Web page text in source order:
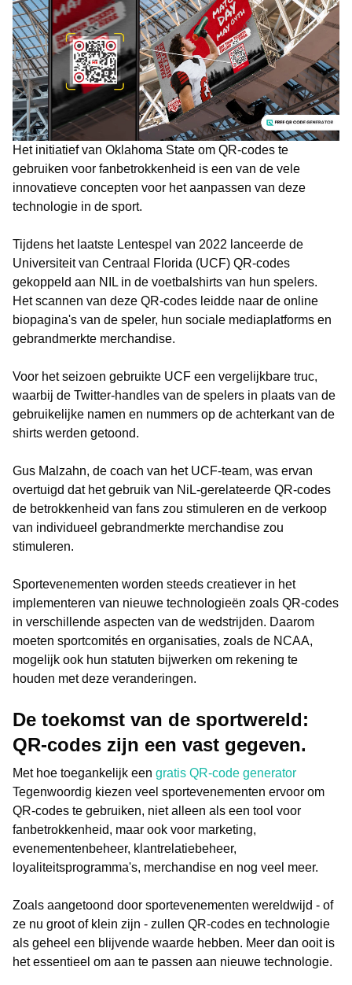
Het initiatief van Oklahoma State om QR-codes te
gebruiken voor fanbetrokkenheid is een van de vele
innovatieve concepten voor het aanpassen van deze
technologie in de sport.
Tijdens het laatste Lentespel van 2022 lanceerde de
Universiteit van Centraal Florida (UCF) QR-codes
gekoppeld aan NIL in de voetbalshirts van hun spelers.
Het scannen van deze QR-codes leidde naar de online
biopagina's van de speler, hun sociale mediaplatforms en
gebrandmerkte merchandise.
Voor het seizoen gebruikte UCF een vergelijkbare truc,
waarbij de Twitter-handles van de spelers in plaats van de
gebruikelijke namen en nummers op de achterkant van de
shirts werden getoond.
Gus Malzahn, de coach van het UCF-team, was ervan
overtuigd dat het gebruik van NiL-gerelateerde QR-codes
de betrokkenheid van fans zou stimuleren en de verkoop
van individueel gebrandmerkte merchandise zou
stimuleren.
Sportevenementen worden steeds creatiever in het
implementeren van nieuwe technologieën zoals QR-codes
in verschillende aspecten van de wedstrijden. Daarom
moeten sportcomités en organisaties, zoals de NCAA,
mogelijk ook hun statuten bijwerken om rekening te
houden met deze veranderingen.
De toekomst van de sportwereld:
QR-codes zijn een vast gegeven.
Met hoe toegankelijk een gratis QR-code generator
Tegenwoordig kiezen veel sportevenementen ervoor om
QR-codes te gebruiken, niet alleen als een tool voor
fanbetrokkenheid, maar ook voor marketing,
evenementenbeheer, klantrelatiebeheer,
loyaliteitsprogramma's, merchandise en nog veel meer.
Zoals aangetoond door sportevenementen wereldwijd - of
ze nu groot of klein zijn - zullen QR-codes en technologie
als geheel een blijvende waarde hebben. Meer dan ooit is
het essentieel om aan te passen aan nieuwe technologie.